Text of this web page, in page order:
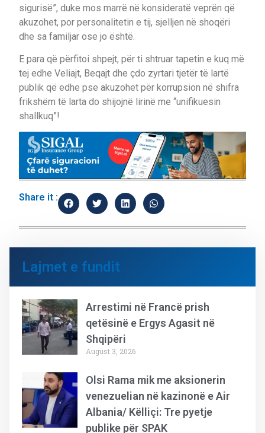
sigurisë”, duke mos marrë në konsideratë veprën që
akuzohet, por personalitetin e tij, sjelljen në shoqëri
dhe sa familjar ose jo është.
E para që përfitoi shpejt, për ti shtruar tapetin e kuq më
tej edhe Veliajt, Beqajt dhe çdo zyrtari tjetër të lartë
publik që edhe pse akuzohet për korrupsion në shifra
frikshëm të larta do shijojnë lirinë me “unifikuesin
shallkuq”!
Share it :
Lajmet e fundit
Arrestimi në Francë prish
qetësinë e Ergys Agasit në
Shqipëri
August 3, 2026
Olsi Rama mik me aksionerin
venezuelian në kazinonë e Air
Albania/ Këlliçi: Tre pyetje
publike për SPAK